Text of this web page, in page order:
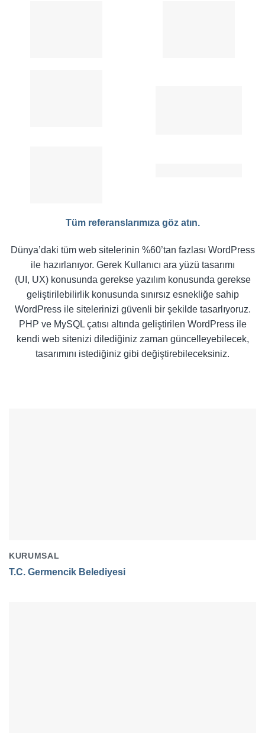
Tüm referanslarımıza göz atın.
Dünya’daki tüm web sitelerinin %60’tan fazlası WordPress
ile hazırlanıyor. Gerek Kullanıcı ara yüzü tasarımı
(UI, UX) konusunda gerekse yazılım konusunda gerekse
geliştirilebilirlik konusunda sınırsız esnekliğe sahip
WordPress ile sitelerinizi güvenli bir şekilde tasarlıyoruz.
PHP ve MySQL çatısı altında geliştirilen WordPress ile
kendi web sitenizi dilediğiniz zaman güncelleyebilecek,
tasarımını istediğiniz gibi değiştirebileceksiniz.
KURUMSAL
T.C. Germencik Belediyesi